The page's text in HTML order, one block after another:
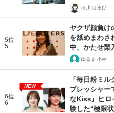
市川 はるひ
5位
5
ヤクザ顔負け
を舐めまわ
中、かたせ梨
ゆるま 小林
6位
6
NEW
「毎日粉ミ
プレッシャー
なKiss』ヒロ
験した“極限